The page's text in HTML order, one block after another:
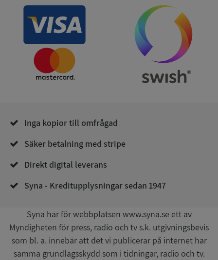
Inga kopior till omfrågad
Säker betalning med stripe
Direkt digital leverans
Syna - Kreditupplysningar sedan 1947
Syna har för webbplatsen www.syna.se ett av
Myndigheten för press, radio och tv s.k. utgivningsbevis
som bl. a. innebär att det vi publicerar på internet har
samma grundlagsskydd som i tidningar, radio och tv.
användas ordentligt utan strikt nödvändiga cookies.
Namn
Leverantör
/
Domän
__RequestVerificationToken
Microsoft
Corporation
.youtube.com
Privacy Policy